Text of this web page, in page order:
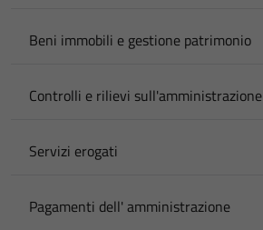
Beni immobili e gestione patrimonio
Controlli e rilievi sull'amministrazione
Servizi erogati
Pagamenti dell' amministrazione